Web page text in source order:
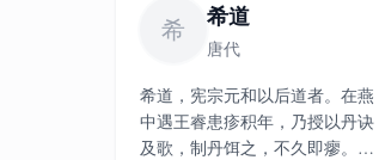
为陕西儒学提举，不赴。著有
《闲居丛稿》。他所著的《闲居
丛稿》，平实显易，有承平之
风。
希 希道
唐代
希道，宪宗元和以后道者。在燕
中遇王睿患疹积年，乃授以丹诀
及歌，制丹饵之，不久即瘳。事